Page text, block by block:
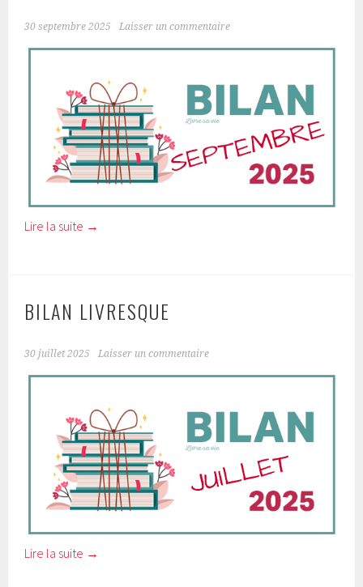
30 septembre 2025 Laisser un commentaire
Lire la suite →
BILAN LIVRESQUE
30 juillet 2025 Laisser un commentaire
Lire la suite →